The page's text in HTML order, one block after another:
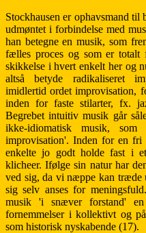
Stockhausen er ophavsmand
udmøntet i forbindelse med
han betegne en musik, som
fælles proces og som er
skikkelse i hvert enkelt her og
altså betyde radikaliseret
imidlertid ordet improvisation,
inden for faste stilarter, fx.
Begrebet intuitiv musik går
ikke-idiomatisk musik,
improvisation'. Inden for en fri
enkelte jo godt holde fast i
klicheer. Ifølge sin natur har
ved sig, da vi næppe kan træde
sig selv anses for
musik 'i snæver forstand'
fornemmelser i kollektivt og
som historisk nyskabende (17).